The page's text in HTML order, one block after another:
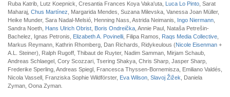
Ruba Katrib, Lutz Koepnick, Cresantia Frances Koya Vaka'uta, Luca Lo Pinto , Sarat
Maharaj, Chus Martínez , Margarida Mendes, Suzana Milevska, Vanessa Joan Müller,
Heike Munder, Sara Nadal-Melsió, Henning Nass, Astrida Neimanis, Ingo Niermann
Sandra Noeth, Hans Ulrich Obrist Boris Ondreička , Annie Paul, Nataša Petrešin-
Bachelez, Ignas Petronis, Elizabeth A. Povinelli , Filipa Ramos, Raqs Media Collective
Markus Reymann, Kathrin Rhomberg, Dan Richards, Ridykeulous (Nicole Eisenman +
A.L. Steiner), Ralph Rugoff, Thibaut de Ruyter, Nadim Samman, Mirjam Schaub,
Andreas Schlaegel, Cory Scozzari, Tsering Shakya, Chris Sharp, Jasper Sharp,
Frederike Sperling, Andreas Spiegl, Francesca Thyssen-Bornemisza, Emiliano Valdés,
Nicola Vassell, Franziska Sophie Wildförster, Eva Wilson Slavoj Žižek , Daniela
Zyman, Oona Zyman